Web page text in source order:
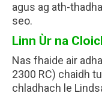
agus ag ath-
seo.
Linn Ùr na
Nas fhaide air
2300 RC) chaidh
chladhach le